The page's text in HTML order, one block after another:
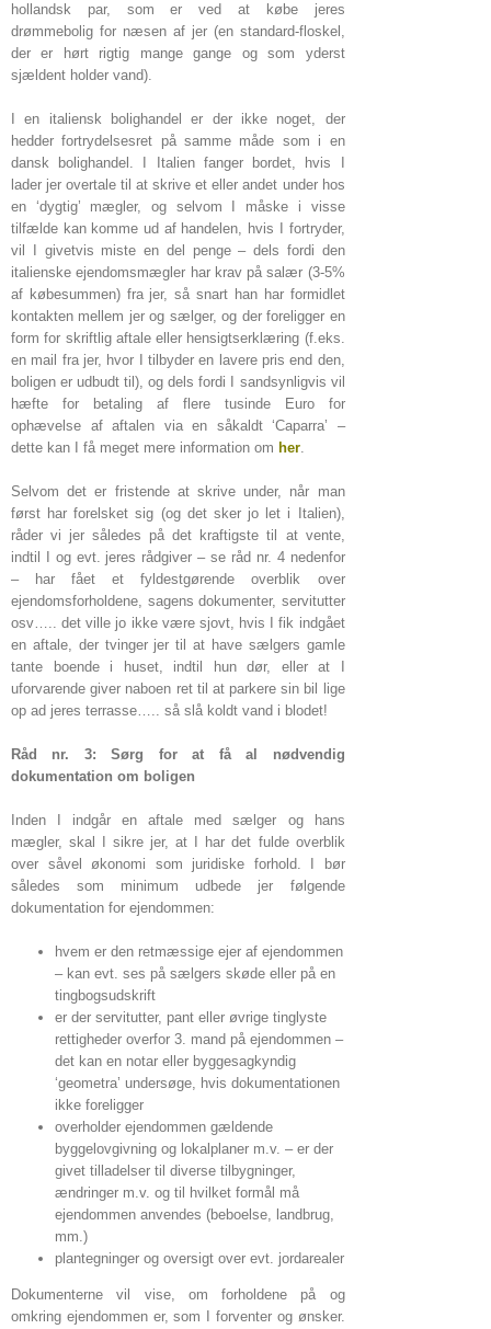
hollandsk par, som er ved at købe jeres
drømmebolig for næsen af jer (en standard-floskel,
der er hørt rigtig mange gange og som yderst
sjældent holder vand).
I en italiensk bolighandel er der ikke noget, der
hedder fortrydelsesret på samme måde som i en
dansk bolighandel. I Italien fanger bordet, hvis I
lader jer overtale til at skrive et eller andet under hos
en ‘dygtig’ mægler, og selvom I måske i visse
tilfælde kan komme ud af handelen, hvis I fortryder,
vil I givetvis miste en del penge – dels fordi den
italienske ejendomsmægler har krav på salær (3-5%
af købesummen) fra jer, så snart han har formidlet
kontakten mellem jer og sælger, og der foreligger en
form for skriftlig aftale eller hensigtserklæring (f.eks.
en mail fra jer, hvor I tilbyder en lavere pris end den,
boligen er udbudt til), og dels fordi I sandsynligvis vil
hæfte for betaling af flere tusinde Euro for
ophævelse af aftalen via en såkaldt ‘Caparra’ –
dette kan I få meget mere information om her.
Selvom det er fristende at skrive under, når man
først har forelsket sig (og det sker jo let i Italien),
råder vi jer således på det kraftigste til at vente,
indtil I og evt. jeres rådgiver – se råd nr. 4 nedenfor
– har fået et fyldestgørende overblik over
ejendomsforholdene, sagens dokumenter, servitutter
osv….. det ville jo ikke være sjovt, hvis I fik indgået
en aftale, der tvinger jer til at have sælgers gamle
tante boende i huset, indtil hun dør, eller at I
uforvarende giver naboen ret til at parkere sin bil lige
op ad jeres terrasse….. så slå koldt vand i blodet!
Råd nr. 3: Sørg for at få al nødvendig
dokumentation om boligen
Inden I indgår en aftale med sælger og hans
mægler, skal I sikre jer, at I har det fulde overblik
over såvel økonomi som juridiske forhold. I bør
således som minimum udbede jer følgende
dokumentation for ejendommen:
hvem er den retmæssige ejer af ejendommen
– kan evt. ses på sælgers skøde eller på en
tingbogsudskrift
er der servitutter, pant eller øvrige tinglyste
rettigheder overfor 3. mand på ejendommen –
det kan en notar eller byggesagkyndig
‘geometra’ undersøge, hvis dokumentationen
ikke foreligger
overholder ejendommen gældende
byggelovgivning og lokalplaner m.v. – er der
givet tilladelser til diverse tilbygninger,
ændringer m.v. og til hvilket formål må
ejendommen anvendes (beboelse, landbrug,
mm.)
plantegninger og oversigt over evt. jordarealer
Dokumenterne vil vise, om forholdene på og
omkring ejendommen er, som I forventer og ønsker.